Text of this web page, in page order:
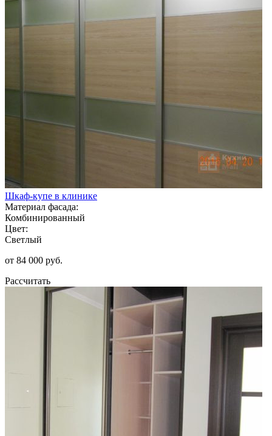
Шкаф-купе в клинике
Материал фасада:
Комбинированный
Цвет:
Светлый
от 84 000 руб.
Рассчитать